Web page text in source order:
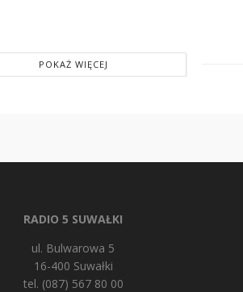
POKAŻ WIĘCEJ
RADIO 5 SUWAŁKI
ul. Bulwarowa 5
16-400 Suwałki
tel. (087) 567 80 00